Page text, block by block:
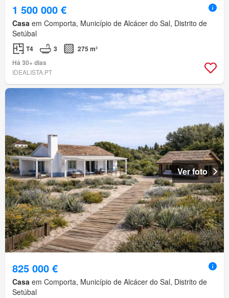
1 500 000 €
Casa em Comporta, Município de Alcácer do Sal, Distrito de
Setúbal
T4 3
275 m²
Há 30+ dias
IDEALISTA.PT
Ver foto
825 000 €
Casa em Comporta, Município de Alcácer do Sal, Distrito de
Setúbal